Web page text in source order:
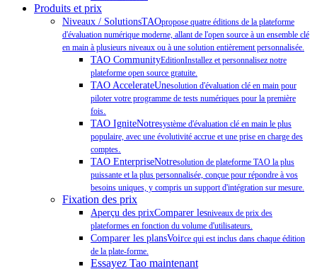
Produits et prix
Niveaux / SolutionsTAOpropose quatre éditions de la plateforme
d'évaluation numérique moderne, allant de l'open source à un ensemble clé
en main à plusieurs niveaux ou à une solution entièrement personnalisée.
TAO CommunityEditionInstallez et personnalisez notre
plateforme open source gratuite.
TAO AccelerateUnesolution d'évaluation clé en main pour
piloter votre programme de tests numériques pour la première
fois.
TAO IgniteNotresystème d'évaluation clé en main le plus
populaire, avec une évolutivité accrue et une prise en charge des
comptes.
TAO EnterpriseNotresolution de plateforme TAO la plus
puissante et la plus personnalisée, conçue pour répondre à vos
besoins uniques, y compris un support d'intégration sur mesure.
Fixation des prix
Aperçu des prixComparer lesniveaux de prix des
plateformes en fonction du volume d'utilisateurs.
Comparer les plansVoirce qui est inclus dans chaque édition
de la plate-forme.
Essayez Tao maintenant